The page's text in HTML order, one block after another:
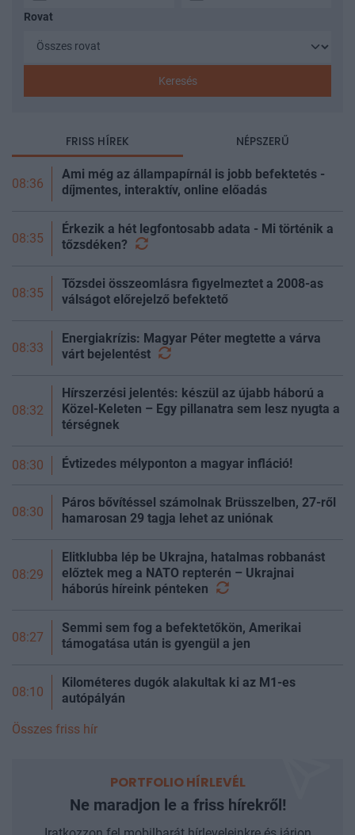
Rovat
Keresés
FRISS HÍREK NÉPSZERŰ
08:36
Ami még az állampapírnál is jobb befektetés -
díjmentes, interaktív, online előadás
08:35
Érkezik a hét legfontosabb adata - Mi történik a
tőzsdéken?
08:35
Tőzsdei összeomlásra figyelmeztet a 2008-as
válságot előrejelző befektető
08:33
Energiakrízis: Magyar Péter megtette a várva
várt bejelentést
08:32
Hírszerzési jelentés: készül az újabb háború a
Közel-Keleten – Egy pillanatra sem lesz nyugta a
térségnek
08:30 Évtizedes mélyponton a magyar infláció!
08:30
Páros bővítéssel számolnak Brüsszelben, 27-ről
hamarosan 29 tagja lehet az uniónak
08:29
Elitklubba lép be Ukrajna, hatalmas robbanást
előztek meg a NATO repterén – Ukrajnai
háborús híreink pénteken
08:27
Semmi sem fog a befektetőkön, Amerikai
támogatása után is gyengül a jen
08:10
Kilométeres dugók alakultak ki az M1-es
autópályán
Összes friss hír
PORTFOLIO HÍRLEVÉL
Ne maradjon le a friss hírekről!